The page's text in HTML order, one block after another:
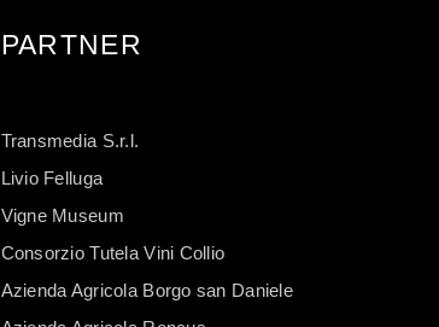
PARTNER
Transmedia S.r.l.
Livio Felluga
Vigne Museum
Consorzio Tutela Vini Collio
Azienda Agricola Borgo san Daniele